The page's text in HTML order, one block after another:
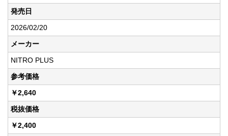
発売日
2026/02/20
メーカー
NITRO PLUS
参考価格
￥2,640
税抜価格
￥2,400